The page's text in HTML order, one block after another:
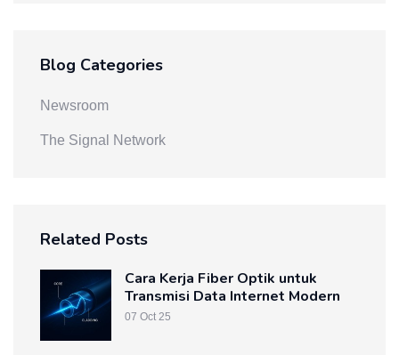
Blog Categories
Newsroom
The Signal Network
Related Posts
Cara Kerja Fiber Optik untuk
Transmisi Data Internet Modern
07 Oct 25